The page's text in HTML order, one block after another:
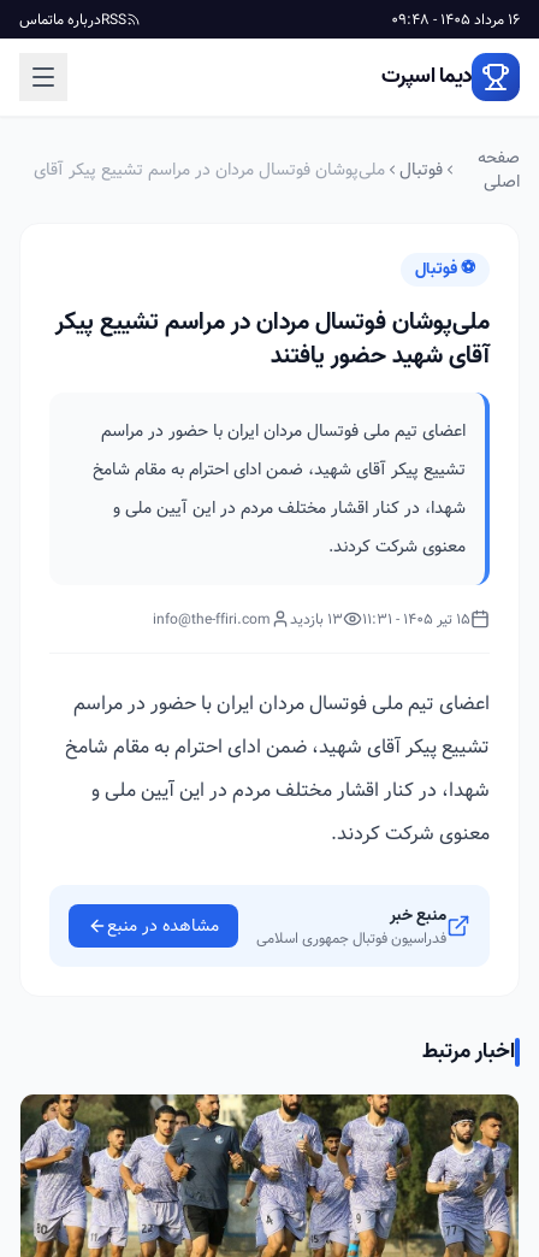
16 مرداد 1405 - 09:48 RSSدرباره ماتماس
دیما اسپرت
صفحه
اصلی
فوتبال ملی‌پوشان فوتسال مردان در مراسم تشییع پیکر آقای
⚽ فوتبال
ملی‌پوشان فوتسال مردان در مراسم تشییع پیکر
آقای شهید حضور یافتند
اعضای تیم ملی فوتسال مردان ایران با حضور در مراسم
تشییع پیکر آقای شهید، ضمن ادای احترام به مقام شامخ
شهدا، در کنار اقشار مختلف مردم در این آیین ملی و
معنوی شرکت کردند.
15 تیر 1405 - 11:31 13 بازدید info@the-ffiri.com
اعضای تیم ملی فوتسال مردان ایران با حضور در مراسم
تشییع پیکر آقای شهید، ضمن ادای احترام به مقام شامخ
شهدا، در کنار اقشار مختلف مردم در این آیین ملی و
معنوی شرکت کردند.
منبع خبر
فدراسیون فوتبال جمهوری اسلامی مشاهده در منبع
اخبار مرتبط